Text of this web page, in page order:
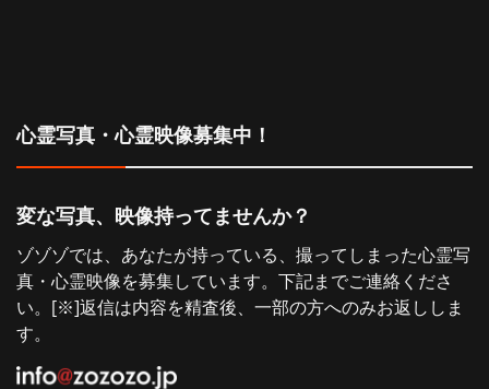
ョ
ン
心霊写真・心霊映像募集中！
変な写真、映像持ってませんか？
ゾゾゾでは、あなたが持っている、撮ってしまった心霊写
真・心霊映像を募集しています。下記までご連絡くださ
い。[※]返信は内容を精査後、一部の方へのみお返ししま
す。